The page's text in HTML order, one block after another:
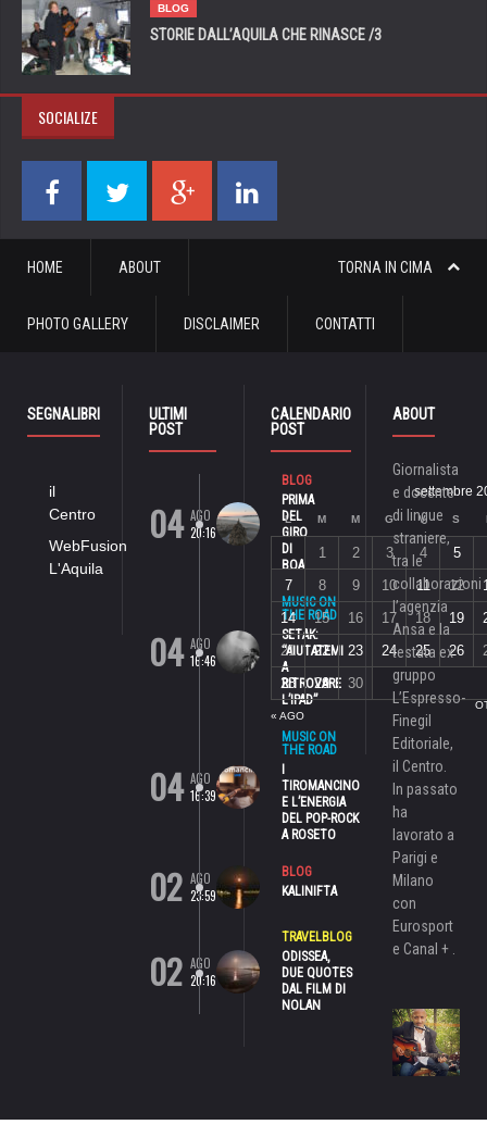
BLOG
STORIE DALL’AQUILA CHE RINASCE /3
SOCIALIZE
TORNA IN CIMA
HOME ABOUT
PHOTO GALLERY DISCLAIMER CONTATTI
SEGNALIBRI
il
Centro
WebFusion
L'Aquila
ULTIMI
POST
04 AGO
20:16
BLOG
PRIMA
DEL
GIRO
DI
BOA
04 AGO
16:46
MUSIC ON
THE ROAD
SETAK:
“AIUTATEMI
A
RITROVARE
L’IPAD”
04 AGO
16:39
MUSIC ON
THE ROAD
TIROMANCINO
E L’ENERGIA
DEL POP-ROCK
A ROSETO
02 AGO
23:59
BLOG
KALINIFTA
02 AGO
20:16
TRAVELBLOG
ODISSEA,
DUE QUOTES
DAL FILM DI
NOLAN
CALENDARIO
POST
settembre
L M M G V S
« AGO
1 2 3 4 5
7
8 9 10 11 12
14
15 16 17 18 19
21
22 23 24 25 26
28
29 30
ABOUT
Giornalista
e docente
di lingue
straniere,
tra le
collaborazioni
l’agenzia
Ansa e la
testata ex
gruppo
L’Espresso-
Finegil
Editoriale,
il Centro.
In passato
ha
lavorato a
Parigi e
Milano
con
Eurosport
e Canal + .